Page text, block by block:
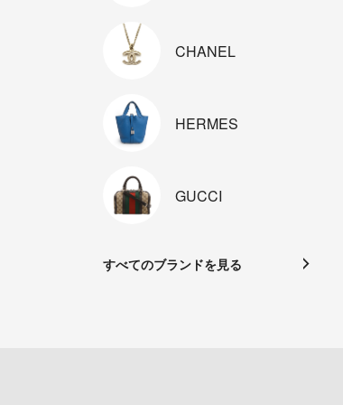
CHANEL
HERMES
GUCCI
すべてのブランドを見る